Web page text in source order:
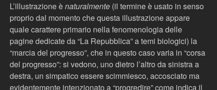
L’illustrazione ènaturalmente (il termine è usato in senso
proprio dal momento che questa illustrazione appare
quale carattere primario nella fenomenologia delle
pagine dedicate da “La Repubblica” a temi biologici) la
“marcia del progresso”, che in questo caso varia in “corsa
del progresso”: si vedono, uno dietro l’altro da sinistra a
destra, un simpatico essere scimmiesco, accosciato ma
evidentemente intenzionato a “progredire” come indica il